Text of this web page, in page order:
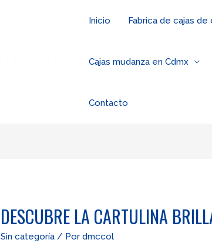
Inicio Fabrica de cajas de
Cajas mudanza en Cdmx
Contacto
DESCUBRE LA CARTULINA
Sin categoría / Pordmccol